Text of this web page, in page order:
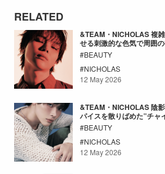
RELATED
&TEAM・NICHOLAS 複
せる刺激的な色気で周囲
BEAUTY
NICHOLAS
12 May 2026
&TEAM・NICHOLAS 陰
パイスを散りばめた”チャ
BEAUTY
NICHOLAS
12 May 2026